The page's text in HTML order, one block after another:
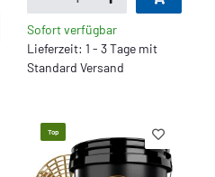
Sofort verfügbar
Lieferzeit: 1 - 3 Tage mit
Standard Versand
Top